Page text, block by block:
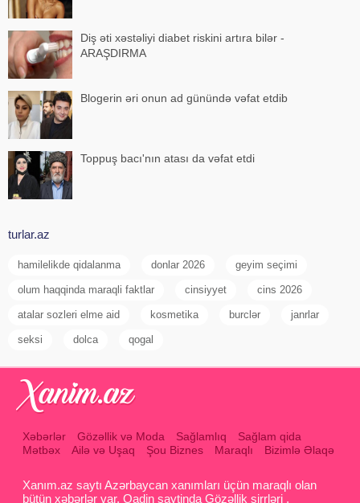
Diş əti xəstəliyi diabet riskini artıra bilər -
ARAŞDIRMA
Blogerin əri onun ad günündə vəfat etdib
Toppuş bacı'nın atası da vəfat etdi
turlar.az
hamilelikde qidalanma donlar 2026 geyim seçimi
olum haqqinda maraqli faktlar cinsiyyet cins 2026
atalar sozleri elme aid kosmetika burclər janrlar
seksi dolca qogal
Xəbərlər Gözəllik və Moda Sağlamlıq
Sağlam qida
Mətbəx
Ailə və Uşaq Şou Biznes Maraqlı Bizimlə Əlaqə
Xanım.az saytı Azərbaycan xanımları üçün maraqlı olan
bütün xəbərlər var. Qadin saytinda Gözəllik sirrləri ,